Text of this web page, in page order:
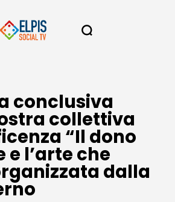
conclusiva
collettiva
“Il dono
e l’arte che
dalla